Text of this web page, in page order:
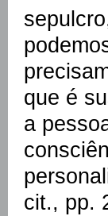
que é
a
cit., pp.